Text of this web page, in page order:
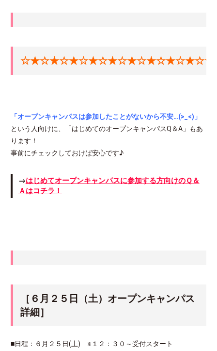
☆★☆★☆★☆★☆★☆★☆★☆★☆★
「オープンキャンパスは参加したことがないから不安…(>_<)」
という人向けに、「はじめてのオープンキャンパスQ＆A」もあ
ります！
事前にチェックしておけば安心です♪
→はじめてオープンキャンパスに参加する方向けのＱ＆
Ａはコチラ！
［６月２５日（土）オープンキャンパス
詳細］
■日程：６月２５日(土) ※１２：３０～受付スタート